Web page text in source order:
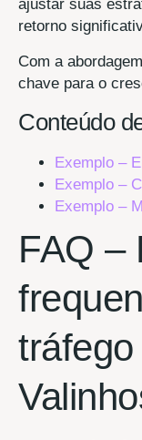
ajustar suas
retorno
Com a
chave para o
Conteúdo
Exemplo –
Exemplo –
Exemplo –
FAQ –